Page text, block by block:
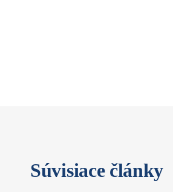
Súvisiace články